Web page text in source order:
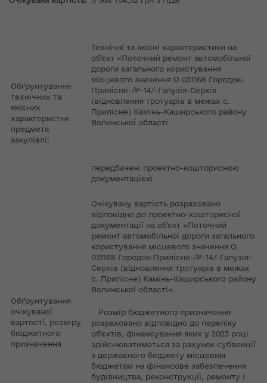
Обґрунтування
технічних та
якісних
характеристик
предмета
закупівлі:
Технічні та якісні характеристики на
об’єкт «Поточний ремонт автомобільної
дороги загального користування
місцевого значення О 031168 Городок-
Прилісне-/Р-14/-Галузія-Серхів
(відновлення тротуарів в межах с.
Прилісне) Камінь-Каширського району
Волинської області
передбачені проектно-кошторисною
документацією
Обґрунтування
очікуваної
вартості, розміру
бюджетного
призначення
Очікувану вартість розраховано
відповідно до проектно-кошторисної
документації на об’єкт «Поточний
ремонт автомобільної дороги загального
користування місцевого значення О
031168 Городок-Прилісне-/Р-14/-Галузія-
Серхів (відновлення тротуарів в межах
с. Прилісне) Камінь-Каширського району
Волинської області».
Розмір бюджетного призначення
розраховано відповідно до переліку
об’єктів, фінансування яких у 2023 році
здійснюватиметься за рахунок субвенції
з державного бюджету місцевим
бюджетам на фінансове забезпечення
будівництва, реконструкції, ремонту і